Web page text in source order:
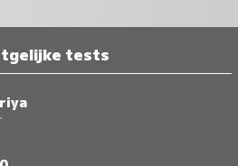
tests